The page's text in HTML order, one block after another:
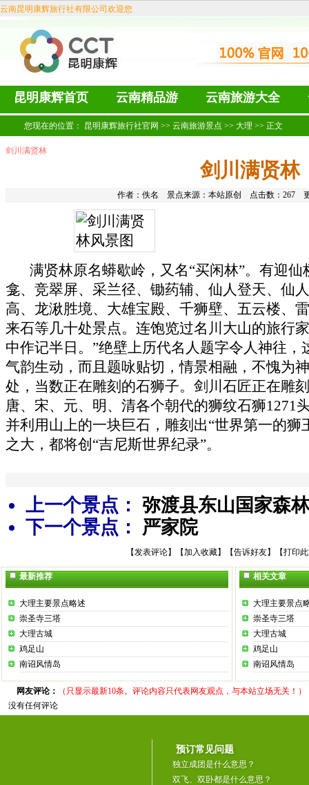
云南昆明康辉旅行社有限公司欢迎您
昆明康辉首页 云南精品游 云南旅游大全
您现在的位置： 昆明康辉旅行社官网 >> 云南旅游景点 >> 大理 >> 正文
剑川满贤林
剑川满贤林
作者：佚名 景点来源：本站原创 点击数： 267
满贤林原名蟒歇岭，又名“买闲林”。有迎仙
龛、竞翠屏、采兰径、锄药辅、仙人登天、仙
高、龙湫胜境、大雄宝殿、千狮壁、五云楼、
来石等几十处景点。连饱览过名川大山的旅行
中作记半日。”绝壁上历代名人题字令人神往
气韵生动，而且题咏贴切，情景相融，不愧为
处，当数正在雕刻的石狮子。剑川石匠正在雕
唐、宋、元、明、清各个朝代的狮纹石狮1271
并利用山上的一块巨石，雕刻出“世界第一的狮
之大，都将创“吉尼斯世界纪录”。
上一个景点： 弥渡县东山国家森
下一个景点： 严家院
【发表评论】【加入收藏】【告诉好友】【打印
最新推荐
大理主要景点略述
崇圣寺三塔
大理古城
鸡足山
南诏风情岛
相关文章
大理主要景点
崇圣寺三塔
大理古城
鸡足山
南诏风情岛
网友评论：
（只显示最新10条。评论内容只代表网友观点，与本站立场无关！）
没有任何评论
预订常见问题
独立成团是什么意思？
双飞、双卧都是什么意思？